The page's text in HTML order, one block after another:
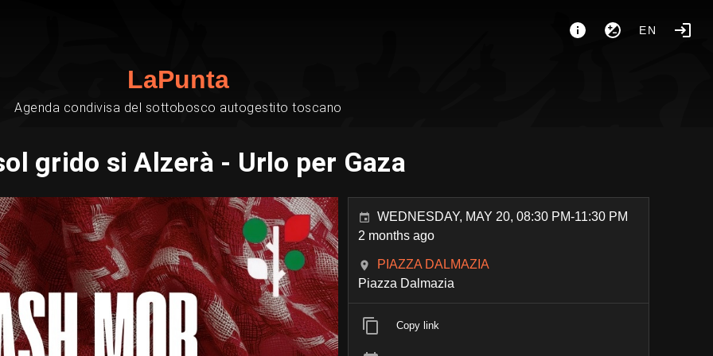
EN
LaPunta
Agenda condivisa del sottobosco autogestito toscano
grido si Alzerà - Urlo per Gaza
WEDNESDAY, MAY 20, 08:30 PM-11:30 PM
2 months ago
PIAZZA DALMAZIA
Piazza Dalmazia
Copy link